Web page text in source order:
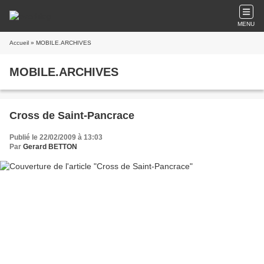
MENU
Accueil » MOBILE.ARCHIVES
MOBILE.ARCHIVES
Cross de Saint-Pancrace
Publié le 22/02/2009 à 13:03
Par Gerard BETTON